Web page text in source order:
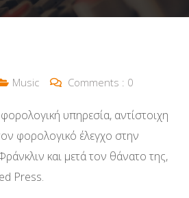
Music Comments : 0
υπηρεσία, αντίστοιχη
φορολογικό έλεγχο στην
και μετά τον θάνατο της,
Press.